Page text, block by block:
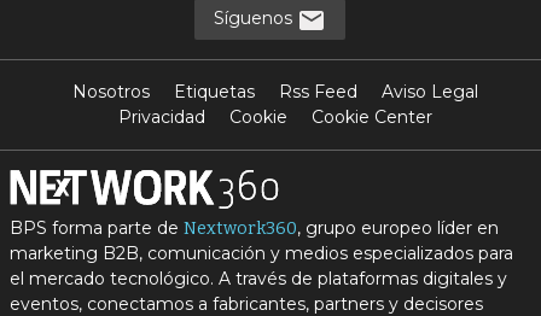
Síguenos
Nosotros Etiquetas Rss Feed
Aviso Legal
Privacidad
Cookie Cookie Center
BPS forma parte de Nextwork360, grupo europeo líder en
marketing B2B, comunicación y medios especializados para
el mercado tecnológico. A través de plataformas digitales y
eventos, conectamos a fabricantes, partners y decisores